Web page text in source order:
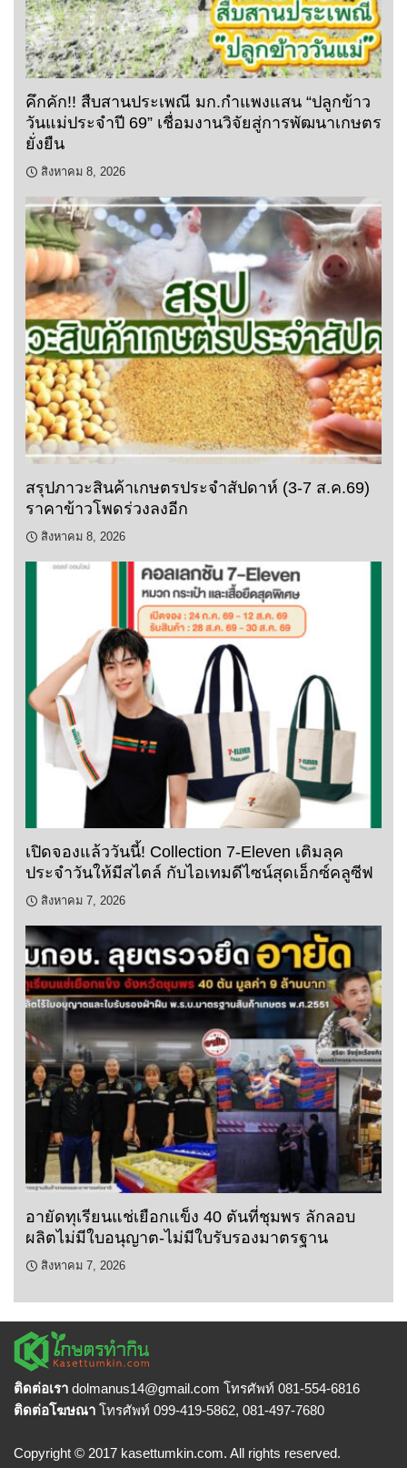
คึกคัก!! สืบสานประเพณี มก.กำแพงแสน “ปลูกข้าว
วันแม่ประจำปี 69” เชื่อมงานวิจัยสู่การพัฒนาเกษตร
ยั่งยืน
สิงหาคม 8, 2026
สรุปภาวะสินค้าเกษตรประจำสัปดาห์ (3-7 ส.ค.69)
ราคาข้าวโพดร่วงลงอีก
สิงหาคม 8, 2026
เปิดจองแล้ววันนี้! Collection 7-Eleven เติมลุค
ประจำวันให้มีสไตล์ กับไอเทมดีไซน์สุดเอ็กซ์คลูซีฟ
สิงหาคม 7, 2026
อายัดทุเรียนแช่เยือกแข็ง 40 ตันที่ชุมพร ลักลอบ
ผลิตไม่มีใบอนุญาต-ไม่มีใบรับรองมาตรฐาน
สิงหาคม 7, 2026
ติดต่อเรา dolmanus14@gmail.com โทรศัพท์ 081-554-6816
ติดต่อโฆษณา โทรศัพท์ 099-419-5862, 081-497-7680
Copyright © 2017 kasettumkin.com. All rights reserved.